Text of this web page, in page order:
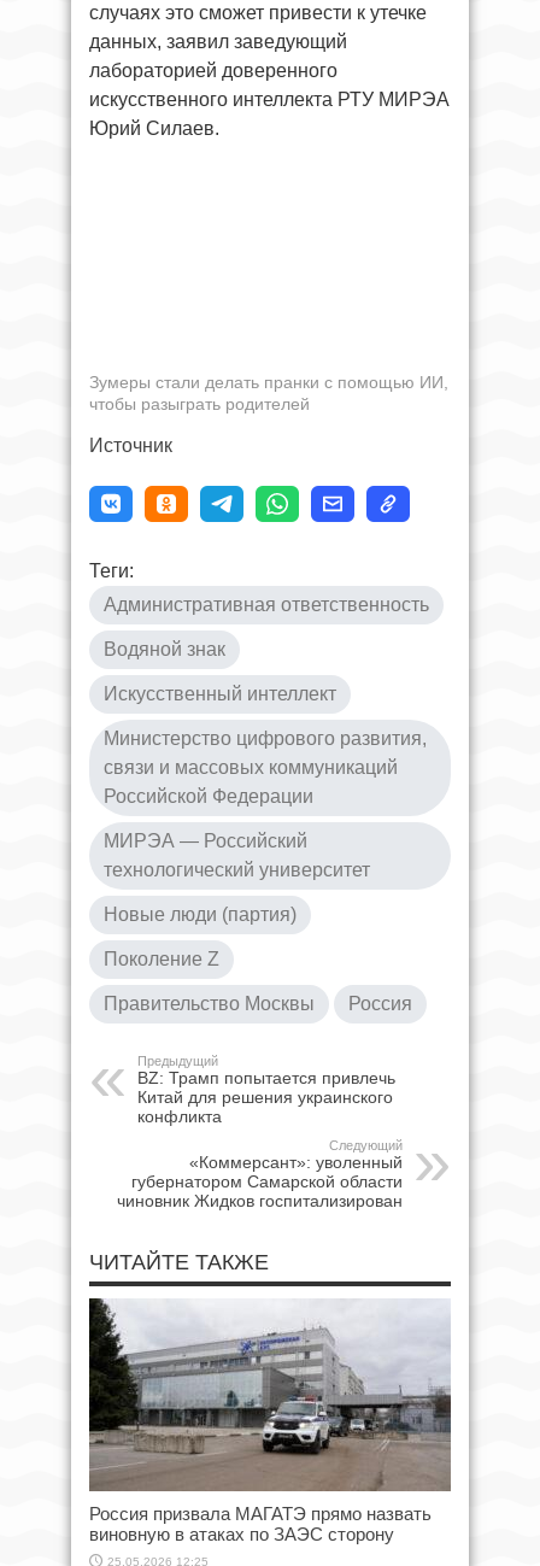
случаях это сможет привести к утечке
данных, заявил заведующий
лабораторией доверенного
искусственного интеллекта РТУ МИРЭА
Юрий Силаев.
Зумеры стали делать пранки с помощью ИИ,
чтобы разыграть родителей
Источник
Теги:
Административная ответственность
Водяной знак
Искусственный интеллект
Министерство цифрового развития,
связи и массовых коммуникаций
Российской Федерации
МИРЭА — Российский
технологический университет
Новые люди (партия)
Поколение Z
Правительство Москвы Россия
Предыдущий
BZ: Трамп попытается привлечь
Китай для решения украинского
конфликта
Следующий
«Коммерсант»: уволенный
губернатором Самарской области
чиновник Жидков госпитализирован
ЧИТАЙТЕ ТАКЖЕ
Россия призвала МАГАТЭ прямо назвать
виновную в атаках по ЗАЭС сторону
25.05.2026 12:25